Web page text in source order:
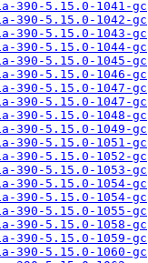
390-5.15.0-1041-
390-5.15.0-1042-
390-5.15.0-1043-
390-5.15.0-1044-
390-5.15.0-1045-
390-5.15.0-1046-
390-5.15.0-1047-
390-5.15.0-1047-
390-5.15.0-1048-
390-5.15.0-1049-
390-5.15.0-1051-
390-5.15.0-1052-
390-5.15.0-1053-
390-5.15.0-1054-
390-5.15.0-1054-
390-5.15.0-1055-
390-5.15.0-1058-
390-5.15.0-1059-
390-5.15.0-1060-